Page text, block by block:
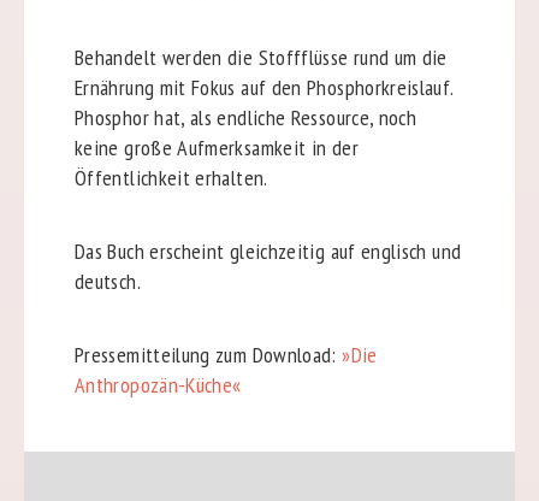
Behandelt werden die Stoffflüsse rund um die
Ernährung mit Fokus auf den Phosphorkreislauf.
Phosphor hat, als endliche Ressource, noch
keine große Aufmerksamkeit in der
Öffentlichkeit erhalten.
Das Buch erscheint gleichzeitig auf englisch und
deutsch.
Pressemitteilung zum Download:»Die
Anthropozän-Küche«